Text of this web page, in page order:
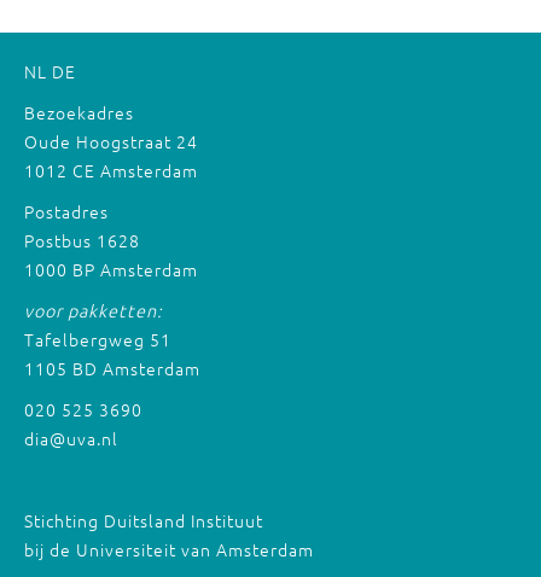
NL DE
Bezoekadres
Oude Hoogstraat 24
1012 CE Amsterdam
Postadres
Postbus 1628
1000 BP Amsterdam
voor pakketten:
Tafelbergweg 51
1105 BD Amsterdam
020 525 3690
dia@uva.nl
Stichting Duitsland Instituut
bij de Universiteit van Amsterdam